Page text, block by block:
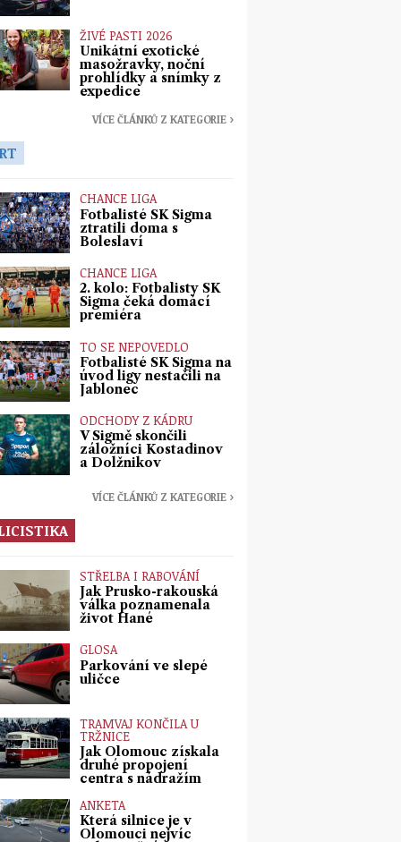
ŽIVÉ PASTI 2026
Unikátní exotické
masožravky, noční
prohlídky a snímky z
expedice
VÍCE ČLÁNKŮ Z KATEGORIE ›
CHANCE LIGA
Fotbalisté SK Sigma
ztratili doma s
Boleslaví
CHANCE LIGA
2. kolo: Fotbalisty SK
Sigma čeká domácí
premiéra
TO SE NEPOVEDLO
Fotbalisté SK Sigma na
úvod ligy nestačili na
Jablonec
ODCHODY Z KÁDRU
V Sigmě skončili
záložníci Kostadinov
a Dolžnikov
VÍCE ČLÁNKŮ Z KATEGORIE ›
STŘELBA I RABOVÁNÍ
Jak Prusko-rakouská
válka poznamenala
život Hané
GLOSA
Parkování ve slepé
uličce
TRAMVAJ KONČILA U
TRŽNICE
Jak Olomouc získala
druhé propojení
centra s nádražím
ANKETA
Která silnice je v
Olomouci nejvíc